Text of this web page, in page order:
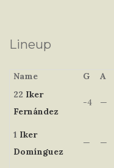
Lineup
Name G A
22 Iker
Fernández
-4 —
1 Iker
Domínguez
— —